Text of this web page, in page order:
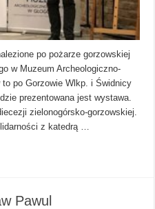
po pożarze gorzowskiej
w Muzeum Archeologiczno-
to po Gorzowie Wlkp. i Świdnicy
prezentowana jest wystawa.
zielonogórsko-gorzowskiej.
z katedrą …
Pawul